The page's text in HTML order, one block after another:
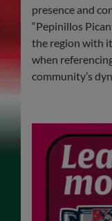
presence and
“Pepinillos
the region with
when
community’s